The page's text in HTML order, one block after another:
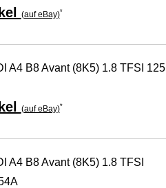
(auf eBay)*
A4 B8 Avant (8K5) 1.8 TFSI 125
(auf eBay)*
A4 B8 Avant (8K5) 1.8 TFSI